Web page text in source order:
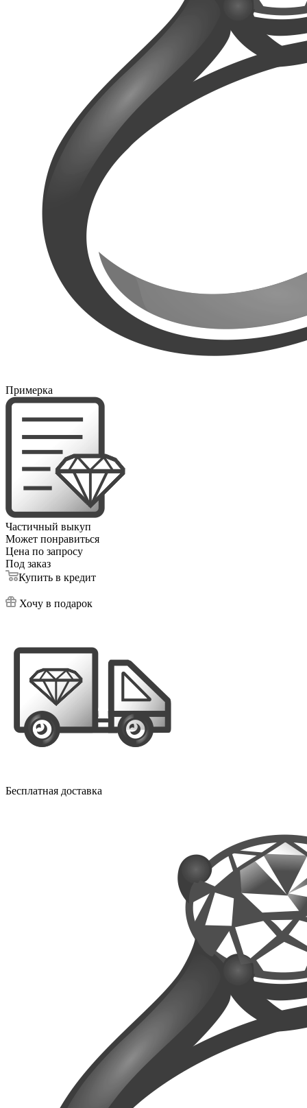
Примерка
Частичный выкуп
Может понравиться
Цена по запросу
Под заказ
Купить в кредит
Хочу в подарок
Бесплатная доставка